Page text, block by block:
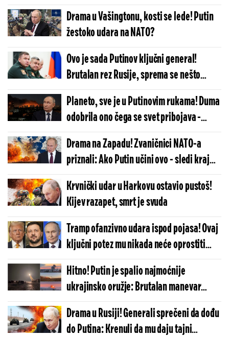
Drama u Vašingtonu, kosti se lede! Putin
žestoko udara na NATO?
Ovo je sada Putinov ključni general!
Brutalan rez Rusije, sprema se nešto
krupno u Ukrajini?
Planeto, sve je u Putinovim rukama! Duma
odobrila ono čega se svet pribojava -
otkucalo
Drama na Zapadu! Zvaničnici NATO-a
priznali: Ako Putin učini ovo - sledi kraj
sveta
Krvnički udar u Harkovu ostavio pustoš!
Kijev razapet, smrt je svuda
Tramp ofanzivno udara ispod pojasa! Ovaj
ključni potez mu nikada neće oprostiti
Putin
Hitno! Putin je spalio najmoćnije
ukrajinsko oružje: Brutalan manevar
Rusije - U Kijevu muk, Zelenski ne sme da
progovori o ovome
Drama u Rusiji! Generali sprečeni da dođu
do Putina: Krenuli da mu daju tajni